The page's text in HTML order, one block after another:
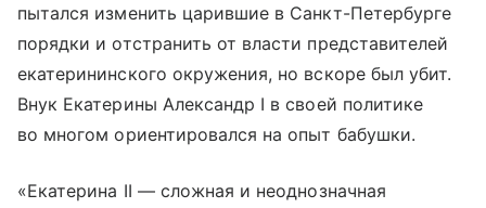
пытался изменить царившие в Санкт-Петербурге
порядки и отстранить от власти представителей
екатерининского окружения, но вскоре был убит.
Внук Екатерины Александр I в своей политике
во многом ориентировался на опыт бабушки.
«Екатерина II — сложная и неоднозначная